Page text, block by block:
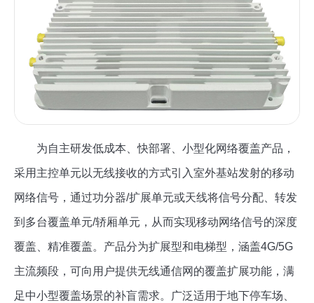
为自主研发低成本、快部署、小型化网络覆盖产品，
采用主控单元以无线接收的方式引入室外基站发射的移动
网络信号，通过功分器/扩展单元或天线将信号分配、转发
到多台覆盖单元/轿厢单元，从而实现移动网络信号的深度
覆盖、精准覆盖。产品分为扩展型和电梯型，涵盖4G/5G
主流频段，可向用户提供无线通信网的覆盖扩展功能，满
足中小型覆盖场景的补盲需求。广泛适用于地下停车场、